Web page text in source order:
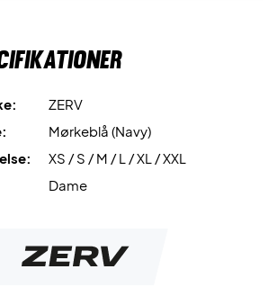
træningsbanen med denne sports
frit og hurtigere end din modstander og
til enhver kvindelig sportsudøver!
skønhed i dag og få hurtig
10% Elastan
ZERV
Mørkeblå (Navy)
XS / S / M / L / XL / XXL
Dame